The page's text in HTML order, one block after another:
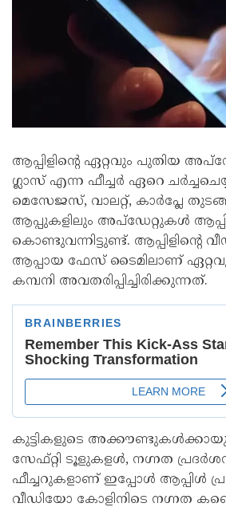
ആപ്പിളിന്റെ ഏറ്റവും പുതിയ
ഗ്ലാസ് എന്ന ഫീച്ചർ ഏറെ
മെസേജസ്, വാലറ്റ്, കാർപ്ലേ
ആപ്പുകളിലും അപ്ഡേറ്റുകൾ
കൊണ്ടുവന്നിട്ടുണ്ട്. ആപ്പിളിന്റെ
ആപ്പായ ഫേസ് ടൈമിലാണ്
കമ്പനി അവതരിപ്പിച്ചിരിക്കുന്നത്.
കുട്ടികളുടെ
സേഫ്റ്റി ടൂളുകളൾ, നഗ്നത
ഫീച്ചറുകളാണ് ഇപ്പോൾ ആപ്പിൾ
വീഡിയോ കോളിനിടെ നഗ്നത